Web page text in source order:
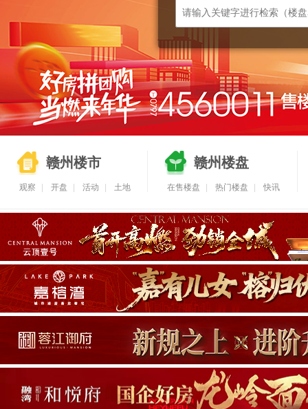
赣州楼市
观察 开盘 活动 土地
赣州楼盘
在售楼盘 热门楼盘 快讯